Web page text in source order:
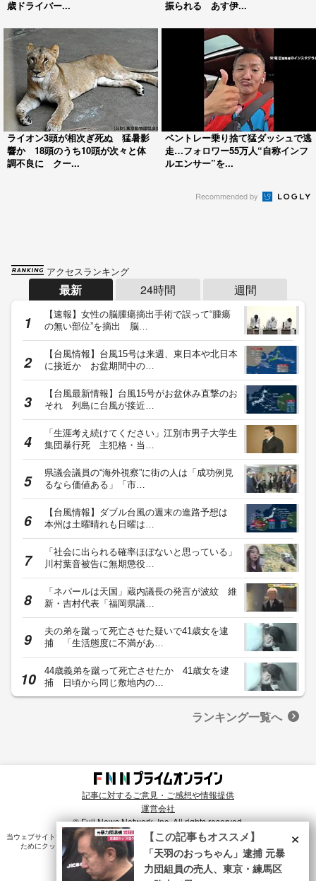
歳ドライバー...
振られる あす伊...
ライオン3頭が相次ぎ死ぬ 猛暑影
響か 18頭のうち10頭が次々と体
調不良に クー...
ベントレー乗り捨て猛ダッシュで逃
走…フォロワー55万人“自称インフ
ルエンサー”を...
Recommended by
アクセスランキング
最新 24時間 週間
【速報】女性の脳腫瘍摘出手術で誤って“腫瘍
の無い部位”を摘出 脳…
【台風情報】台風15号は来週、東日本や北日本
に接近か お盆期間中の…
【台風最新情報】台風15号がお盆休み直撃のお
それ 列島に台風が接近…
「生涯考え続けてください」江別市男子大学生
集団暴行死 主犯格・当…
県議会議員の“海外視察”に街の人は「成功例見
るなら価値ある」「市…
【台風情報】ダブル台風の週末の進路予想は
本州は土曜晴れも日曜は…
「社会に出られる確率ほぼないと思っている」
川村葉音被告に無期懲役…
「ネパールは天国」蔵内議長の発言が波紋 維
新・吉村代表「福岡県議…
夫の弟を蹴って死亡させた疑いで41歳女を逮
捕 「生活態度に不満があ…
44歳義弟を蹴って死亡させたか 41歳女を逮
捕 日頃から同じ敷地内の…
ランキング一覧へ
記事に対するご意見・ご感想や情報提供
運営会社
© Fuji News Network, Inc. All rights reserved.
当ウェブサイトでは、ユーザのニーズ・興味・関⼼に合致したコンテンツや広告配信を提供する
ためにクッキーを使⽤しています。詳細は、プライバシーポリシー をご確認ください。×
【この記事もオススメ】
「天羽のおっちゃん」逮捕 元暴
力団組員の売人、東京・練馬区